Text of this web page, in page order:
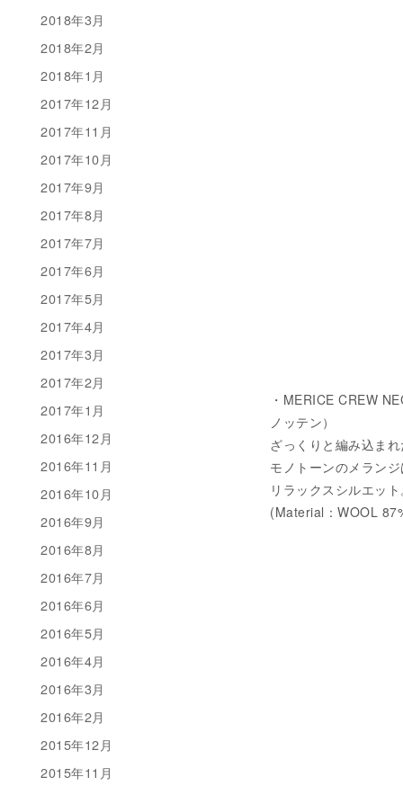
・MERICE CREW
ノッテン）
ざっくりと編み込ま
モノトーンのメラン
リラックスシルエッ
(Material：WOOL
2018年3月
2018年2月
2018年1月
2017年12月
2017年11月
2017年10月
2017年9月
2017年8月
2017年7月
2017年6月
2017年5月
2017年4月
2017年3月
2017年2月
2017年1月
2016年12月
2016年11月
2016年10月
2016年9月
2016年8月
2016年7月
2016年6月
2016年5月
2016年4月
2016年3月
2016年2月
2015年12月
2015年11月